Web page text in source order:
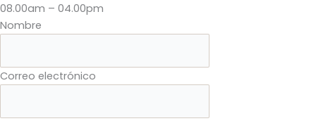
08.00am – 04.00pm
Nombre
Correo electrónico